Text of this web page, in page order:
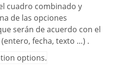
cuadro combinado y
de las opciones
serán de acuerdo con el
fecha, texto …) .